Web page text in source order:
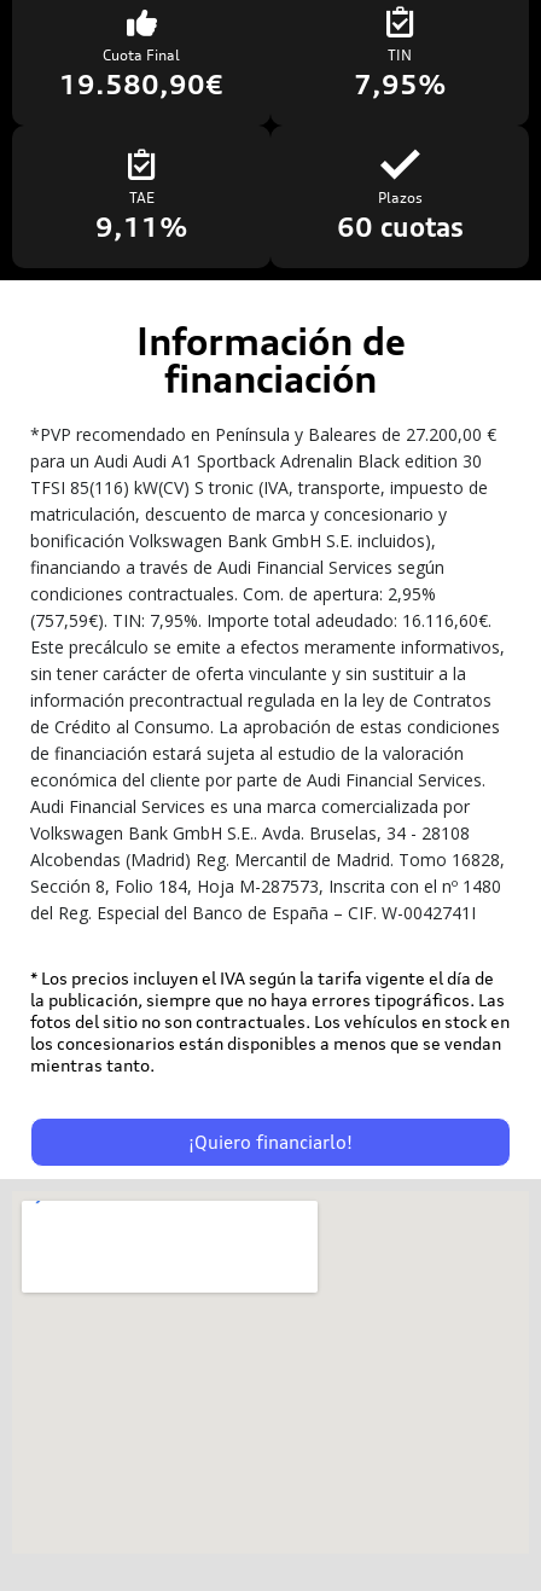
Cuota Final
19.580,90€
TIN
7,95%
TAE
9,11%
Plazos
60 cuotas
Información de
financiación
*PVP recomendado en Península y Baleares de 27.200,00 €
para un Audi Audi A1 Sportback Adrenalin Black edition 30
TFSI 85(116) kW(CV) S tronic (IVA, transporte, impuesto de
matriculación, descuento de marca y concesionario y
bonificación Volkswagen Bank GmbH S.E. incluidos),
financiando a través de Audi Financial Services según
condiciones contractuales. Com. de apertura: 2,95%
(757,59€). TIN: 7,95%. Importe total adeudado: 16.116,60€.
Este precálculo se emite a efectos meramente informativos,
sin tener carácter de oferta vinculante y sin sustituir a la
información precontractual regulada en la ley de Contratos
de Crédito al Consumo. La aprobación de estas condiciones
de financiación estará sujeta al estudio de la valoración
económica del cliente por parte de Audi Financial Services.
Audi Financial Services es una marca comercializada por
Volkswagen Bank GmbH S.E.. Avda. Bruselas, 34 - 28108
Alcobendas (Madrid) Reg. Mercantil de Madrid. Tomo 16828,
Sección 8, Folio 184, Hoja M-287573, Inscrita con el nº 1480
del Reg. Especial del Banco de España – CIF. W-0042741I
* Los precios incluyen el IVA según la tarifa vigente el día de
la publicación, siempre que no haya errores tipográficos. Las
fotos del sitio no son contractuales. Los vehículos en stock en
los concesionarios están disponibles a menos que se vendan
mientras tanto.
¡Quiero financiarlo!